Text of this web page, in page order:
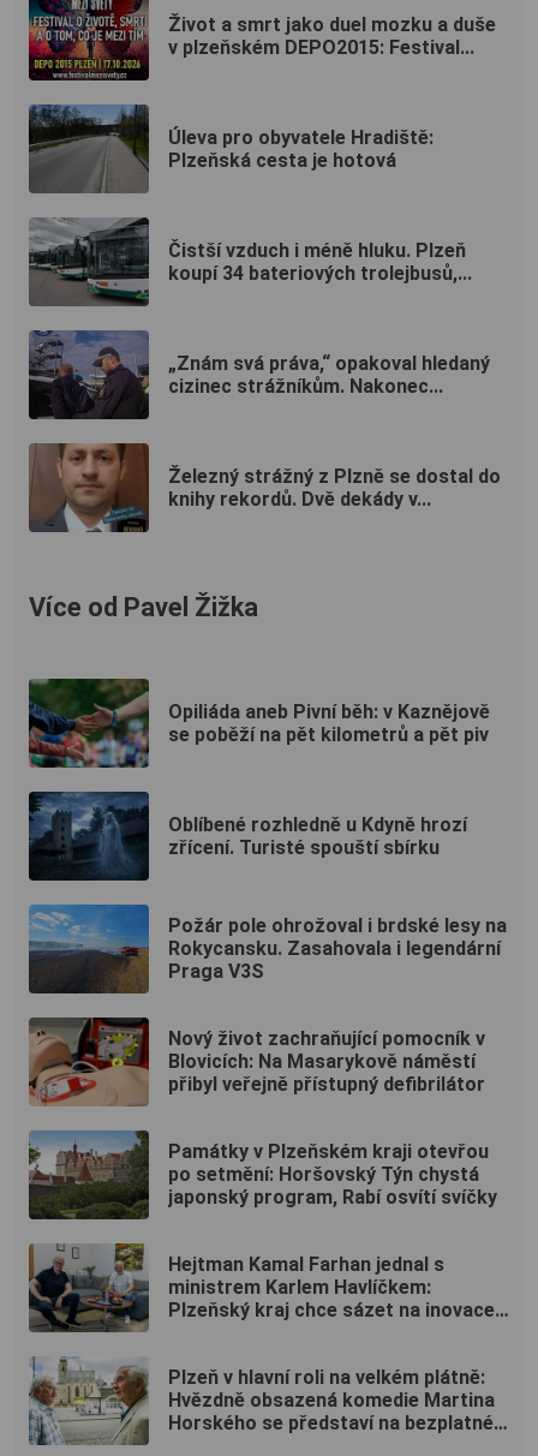
Život a smrt jako duel mozku a duše
v plzeňském DEPO2015: Festival...
Úleva pro obyvatele Hradiště:
Plzeňská cesta je hotová
Čistší vzduch i méně hluku. Plzeň
koupí 34 bateriových trolejbusů,...
„Znám svá práva,“ opakoval hledaný
cizinec strážníkům. Nakonec...
Železný strážný z Plzně se dostal do
knihy rekordů. Dvě dekády v...
Více od Pavel Žižka
Opiliáda aneb Pivní běh: v Kaznějově
se poběží na pět kilometrů a pět piv
Oblíbené rozhledně u Kdyně hrozí
zřícení. Turisté spouští sbírku
Požár pole ohrožoval i brdské lesy na
Rokycansku. Zasahovala i legendární
Praga V3S
Nový život zachraňující pomocník v
Blovicích: Na Masarykově náměstí
přibyl veřejně přístupný defibrilátor
Památky v Plzeňském kraji otevřou
po setmění: Horšovský Týn chystá
japonský program, Rabí osvítí svíčky
Hejtman Kamal Farhan jednal s
ministrem Karlem Havlíčkem:
Plzeňský kraj chce sázet na inovace
Plzeň v hlavní roli na velkém plátně:
Hvězdně obsazená komedie Martina
Horského se představí na bezplatné